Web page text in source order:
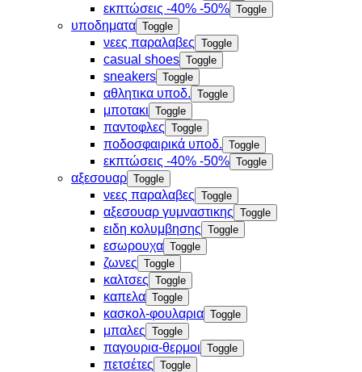
εκπτώσεις -40% -50% Toggle
υποδηματα Toggle
νεες παραλαβες Toggle
casual shoes Toggle
sneakers Toggle
αθλητικα υποδ. Toggle
μποτακι Toggle
παντοφλες Toggle
ποδοσφαιρικά υποδ. Toggle
εκπτώσεις -40% -50% Toggle
αξεσουαρ Toggle
νεες παραλαβες Toggle
αξεσουαρ γυμναστικης Toggle
ειδη κολυμβησης Toggle
εσωρουχα Toggle
ζωνες Toggle
καλτσες Toggle
καπελα Toggle
κασκολ-φουλαρια Toggle
μπαλες Toggle
παγουρια-θερμοι Toggle
πετσέτες Toggle